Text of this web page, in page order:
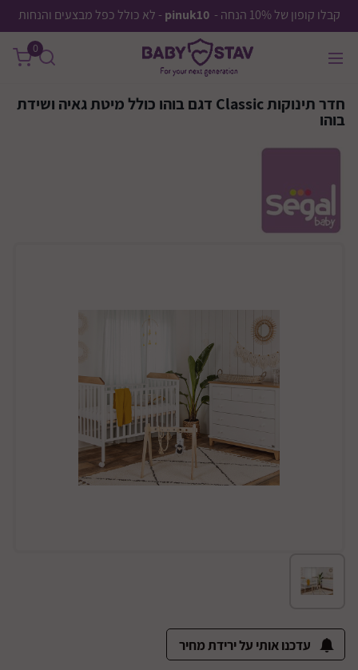
קבלו קופון של 10% הנחה - pinuk10 - לא כולל כפל מבצעים והנחות
0
חדר תינוקות Classic דגם בוהו כולל מיטת גאיה ושידת
בוהו
עדכנו אותי על ירידת מחיר